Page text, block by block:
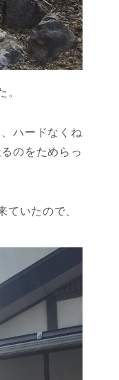
ハードなくね
のをためらっ
いたので、